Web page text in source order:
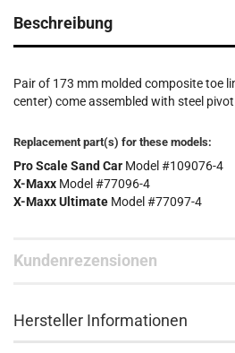
Beschreibung
Pair of 173 mm molded composite toe
center) come assembled with steel
Replacement part(s) for these models:
Pro Scale Sand Car Model #109076-4
X-Maxx Model #77096-4
X-Maxx Ultimate Model #77097-4
Kundenrezensionen
Hersteller Informationen